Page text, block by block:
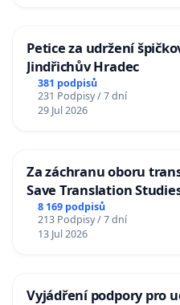
Petice za udržení
Jindřichův Hradec
381 podpisů
231 Podpisy / 7 dní
29 Jul 2026
Za záchranu oboru
Save Translation
Charles University
8 169 podpisů
213 Podpisy / 7 dní
13 Jul 2026
Vyjádření podpory pro